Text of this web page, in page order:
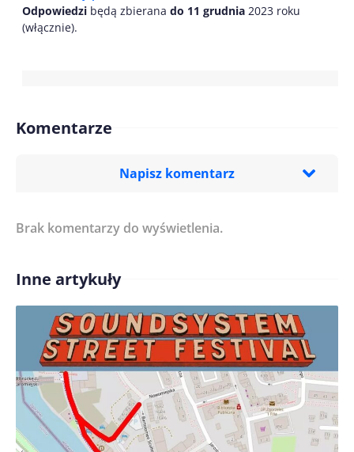
Odpowiedzi będą zbierana do 11 grudnia 2023 roku
(włącznie).
Komentarze
Napisz komentarz
Treść komentarza*
Imię/ Nick*
Zapamiętaj moje dane w tej przeglądarce podczas
pisania kolejnych komentarzy.
Brak komentarzy do wyświetlenia.
Inne artykuły